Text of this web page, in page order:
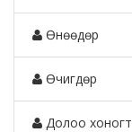
Өнөөдөр
Өчигдөр
Долоо хоногт